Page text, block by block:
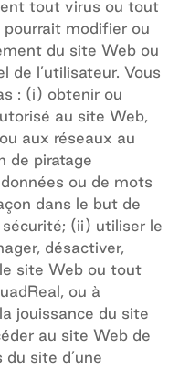
tout virus ou tout
modifier ou
du site Web ou
de l’utilisateur. Vous
: (i) obtenir ou
au site Web,
aux réseaux au
de piratage
ou de mots
dans le but de
(ii) utiliser le
désactiver,
site Web ou tout
ou à
jouissance du site
au site Web de
site d’une